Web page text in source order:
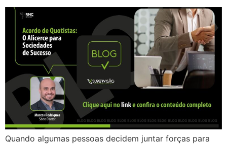
Quando algumas pessoas decidem juntar forças para